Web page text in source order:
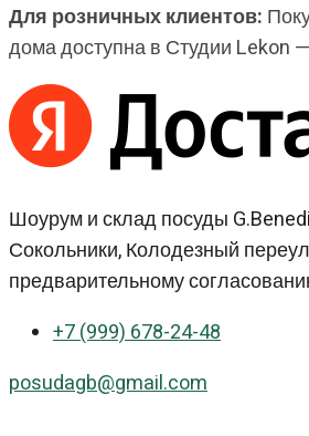
Для розничных клиентов:
дома доступна в Студии Lekon —
Шоурум и склад посуды
Сокольники, Колодезный
предварительному
+7 (999) 678-24-48
posudagb@gmail.com